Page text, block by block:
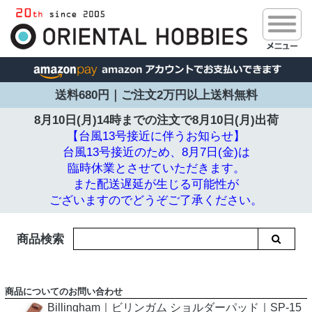
送料680円｜ご注文2万円以上送料無料
8月10日(月)14時までの注文で8月10日(月)出荷
【台風13号接近に伴うお知らせ】
台風13号接近のため、8月7日(金)は
臨時休業とさせていただきます。
また配送遅延が生じる可能性が
ございますのでどうぞご了承ください。
商品検索
商品についてのお問い合わせ
Billingham｜ビリンガム ショルダーパッド｜SP-15